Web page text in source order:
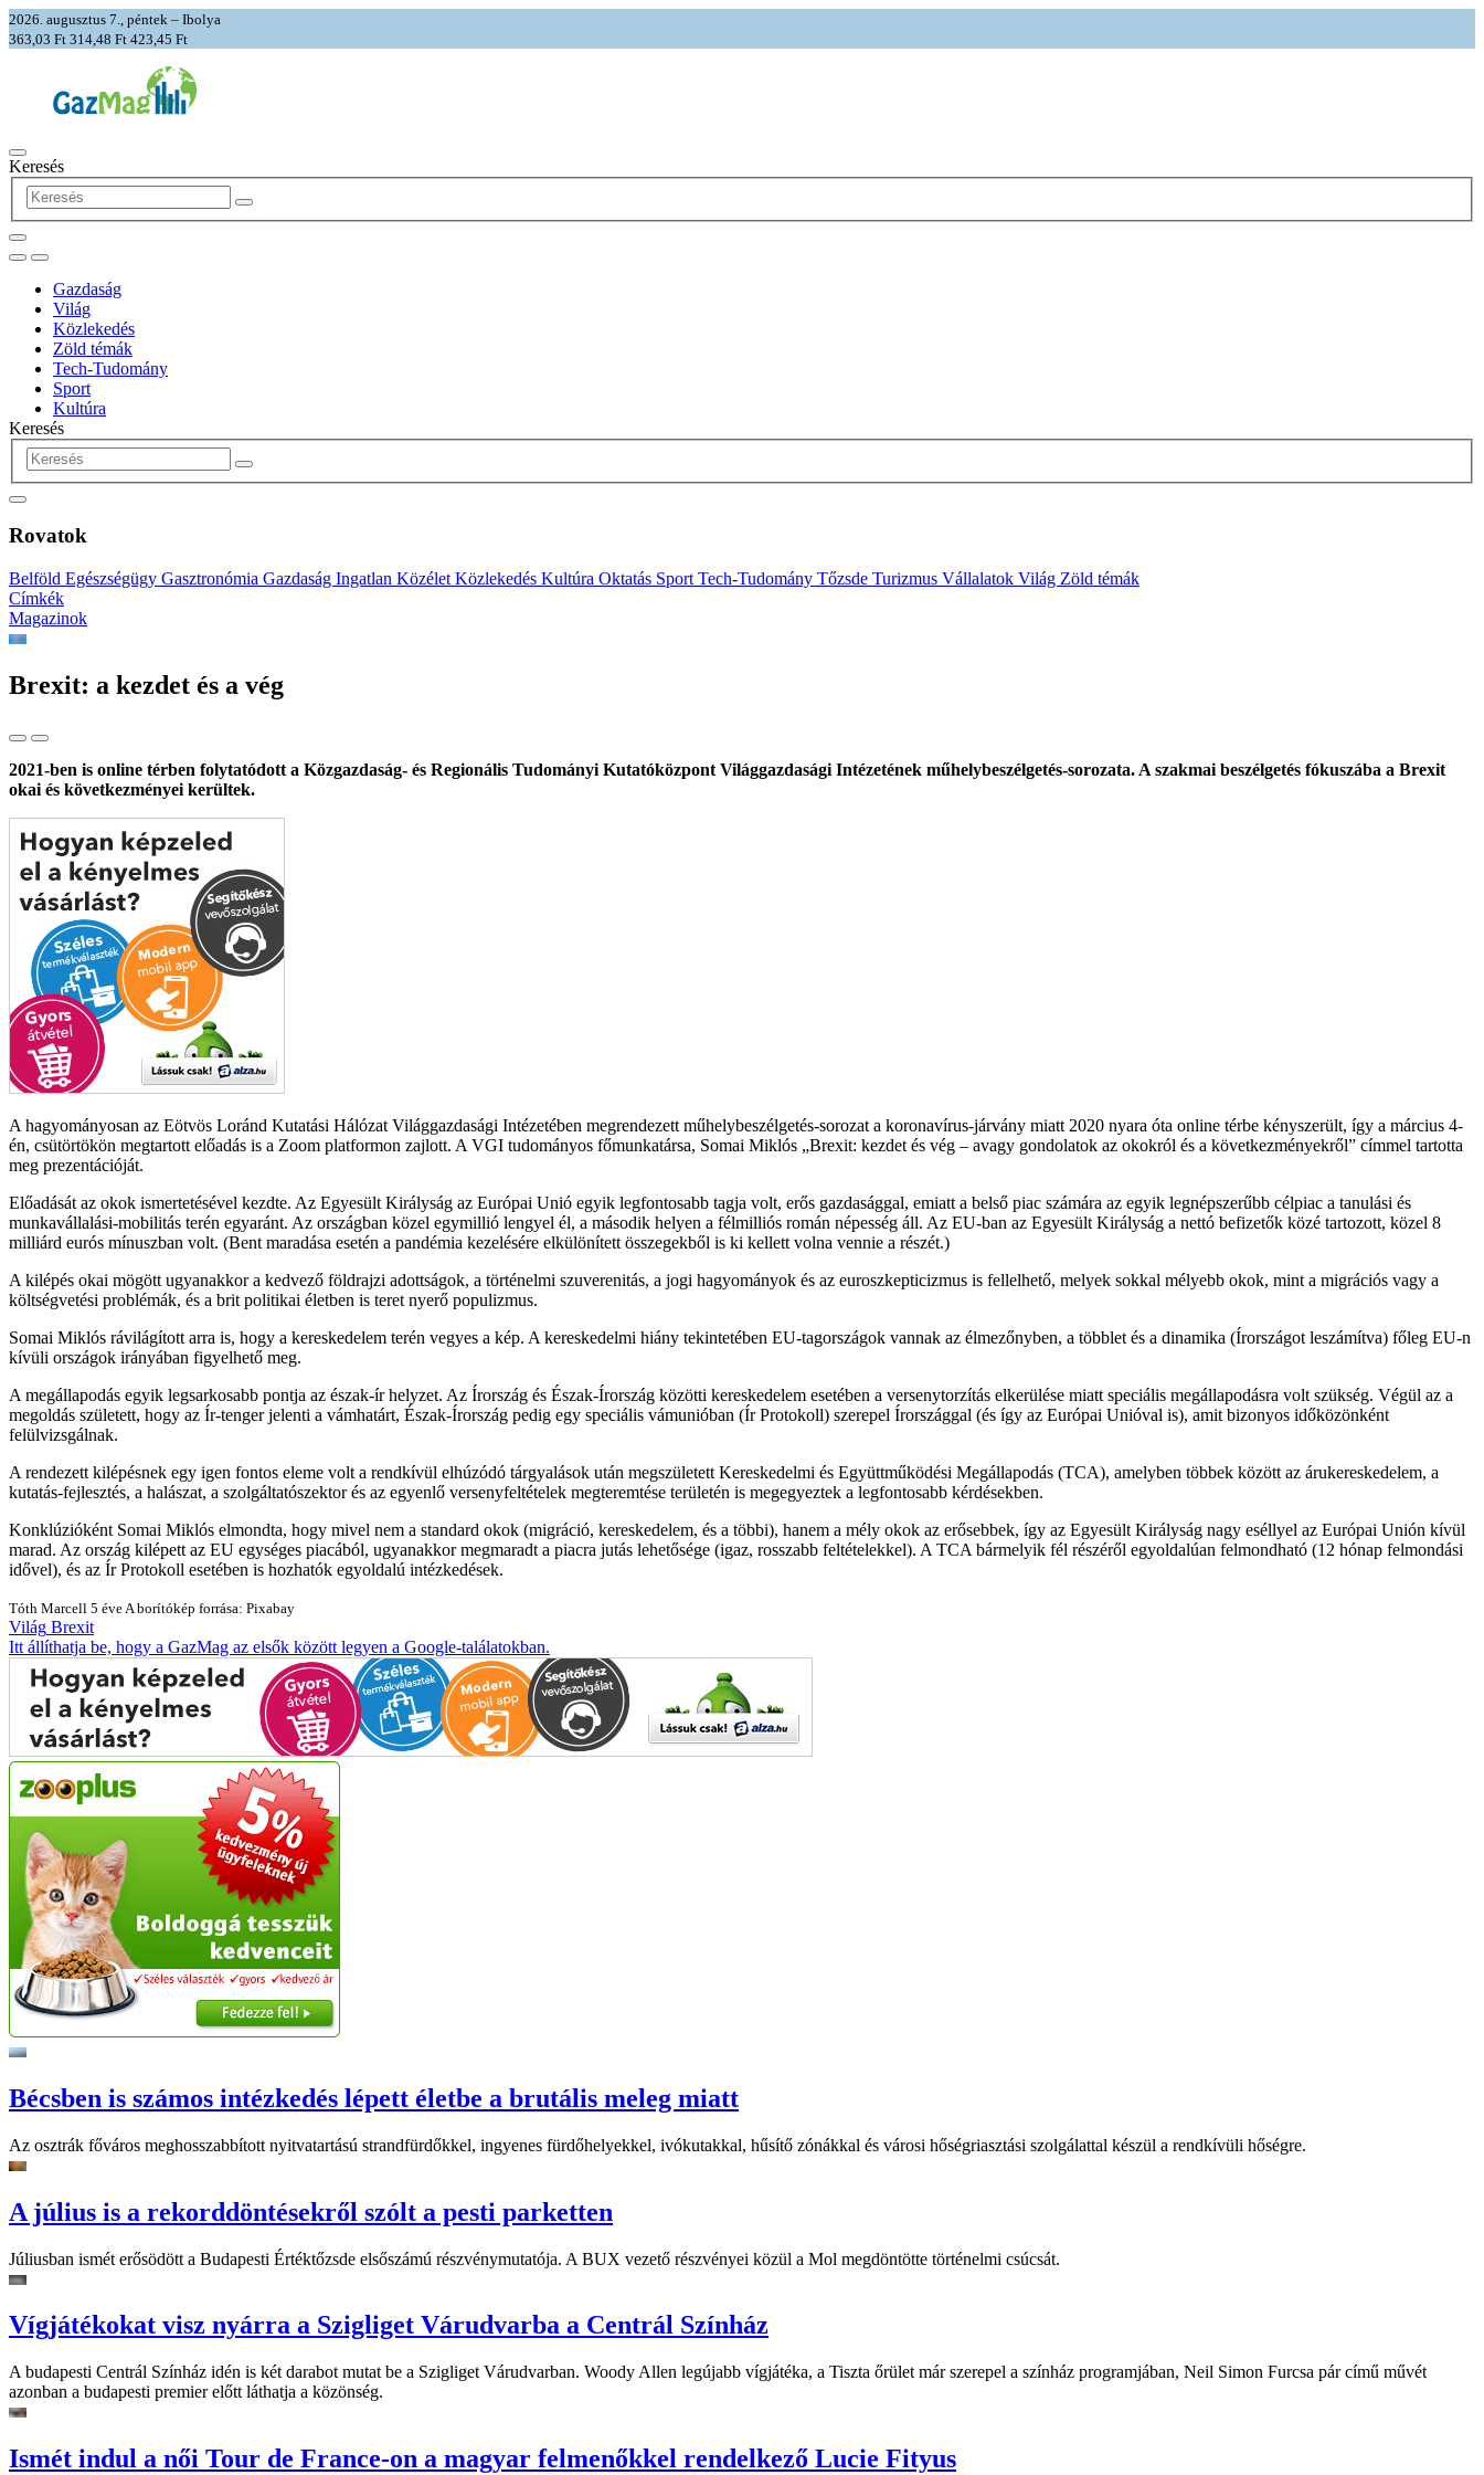
2026. augusztus 7., péntek – Ibolya
363,03 Ft 314,48 Ft 423,45 Ft
Keresés
Gazdaság
Világ
Közlekedés
Zöld témák
Tech-Tudomány
Sport
Kultúra
Keresés
Rovatok
Belföld Egészségügy Gasztronómia Gazdaság Ingatlan Közélet Közlekedés Kultúra Oktatás Sport Tech-Tudomány Tőzsde Turizmus Vállalatok Világ Zöld témák
Címkék
Magazinok
Brexit: a kezdet és a vég
2021-ben is online térben folytatódott a Közgazdaság- és Regionális Tudományi Kutatóközpont Világgazdasági Intézetének műhelybeszélgetés-sorozata. A szakmai beszélgetés fókuszába a Brexit
okai és következményei kerültek.
A hagyományosan az Eötvös Loránd Kutatási Hálózat Világgazdasági Intézetében megrendezett műhelybeszélgetés-sorozat a koronavírus-járvány miatt 2020 nyara óta online térbe kényszerült, így a március 4-
én, csütörtökön megtartott előadás is a Zoom platformon zajlott. A VGI tudományos főmunkatársa, Somai Miklós „Brexit: kezdet és vég – avagy gondolatok az okokról és a következményekről” címmel tartotta
meg prezentációját.
Előadását az okok ismertetésével kezdte. Az Egyesült Királyság az Európai Unió egyik legfontosabb tagja volt, erős gazdasággal, emiatt a belső piac számára az egyik legnépszerűbb célpiac a tanulási és
munkavállalási-mobilitás terén egyaránt. Az országban közel egymillió lengyel él, a második helyen a félmilliós román népesség áll. Az EU-ban az Egyesült Királyság a nettó befizetők közé tartozott, közel 8
milliárd eurós mínuszban volt. (Bent maradása esetén a pandémia kezelésére elkülönített összegekből is ki kellett volna vennie a részét.)
A kilépés okai mögött ugyanakkor a kedvező földrajzi adottságok, a történelmi szuverenitás, a jogi hagyományok és az euroszkepticizmus is fellelhető, melyek sokkal mélyebb okok, mint a migrációs vagy a
költségvetési problémák, és a brit politikai életben is teret nyerő populizmus.
Somai Miklós rávilágított arra is, hogy a kereskedelem terén vegyes a kép. A kereskedelmi hiány tekintetében EU-tagországok vannak az élmezőnyben, a többlet és a dinamika (Írországot leszámítva) főleg EU-n
kívüli országok irányában figyelhető meg.
A megállapodás egyik legsarkosabb pontja az észak-ír helyzet. Az Írország és Észak-Írország közötti kereskedelem esetében a versenytorzítás elkerülése miatt speciális megállapodásra volt szükség. Végül az a
megoldás született, hogy az Ír-tenger jelenti a vámhatárt, Észak-Írország pedig egy speciális vámunióban (Ír Protokoll) szerepel Írországgal (és így az Európai Unióval is), amit bizonyos időközönként
felülvizsgálnak.
A rendezett kilépésnek egy igen fontos eleme volt a rendkívül elhúzódó tárgyalások után megszületett Kereskedelmi és Együttműködési Megállapodás (TCA), amelyben többek között az árukereskedelem, a
kutatás-fejlesztés, a halászat, a szolgáltatószektor és az egyenlő versenyfeltételek megteremtése területén is megegyeztek a legfontosabb kérdésekben.
Konklúzióként Somai Miklós elmondta, hogy mivel nem a standard okok (migráció, kereskedelem, és a többi), hanem a mély okok az erősebbek, így az Egyesült Királyság nagy eséllyel az Európai Unión kívül
marad. Az ország kilépett az EU egységes piacából, ugyanakkor megmaradt a piacra jutás lehetősége (igaz, rosszabb feltételekkel). A TCA bármelyik fél részéről egyoldalúan felmondható (12 hónap felmondási
idővel), és az Ír Protokoll esetében is hozhatók egyoldalú intézkedések.
Tóth Marcell 5 éve A borítókép forrása: Pixabay
Világ Brexit
Itt állíthatja be, hogy a GazMag az elsők között legyen a Google-találatokban.
Bécsben is számos intézkedés lépett életbe a brutális meleg miatt
Az osztrák főváros meghosszabbított nyitvatartású strandfürdőkkel, ingyenes fürdőhelyekkel, ivókutakkal, hűsítő zónákkal és városi hőségriasztási szolgálattal készül a rendkívüli hőségre.
A július is a rekorddöntésekről szólt a pesti parketten
Júliusban ismét erősödött a Budapesti Értéktőzsde elsőszámú részvénymutatója. A BUX vezető részvényei közül a Mol megdöntötte történelmi csúcsát.
Vígjátékokat visz nyárra a Szigliget Várudvarba a Centrál Színház
A budapesti Centrál Színház idén is két darabot mutat be a Szigliget Várudvarban. Woody Allen legújabb vígjátéka, a Tiszta őrület már szerepel a színház programjában, Neil Simon Furcsa pár című művét
azonban a budapesti premier előtt láthatja a közönség.
Ismét indul a női Tour de France-on a magyar felmenőkkel rendelkező Lucie Fityus